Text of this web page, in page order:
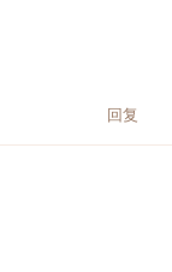
回复